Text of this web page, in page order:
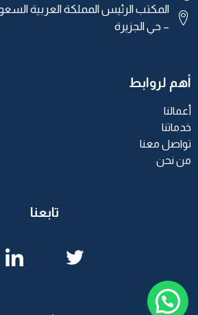
– حي الجزيرة
أهم لروابط
أعمالنا
خدماتنا
تواصل معنا
من نحن
تابعنا